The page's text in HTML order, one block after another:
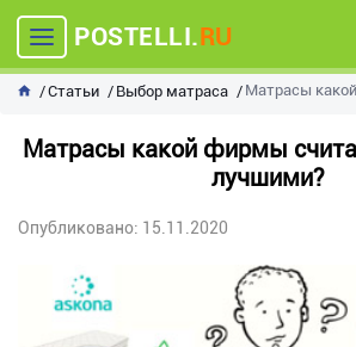
POSTELLI.RU
Статьи Выбор матраса
Матрасы какой фирмы
лучшими?
Опубликовано: 15.11.2020